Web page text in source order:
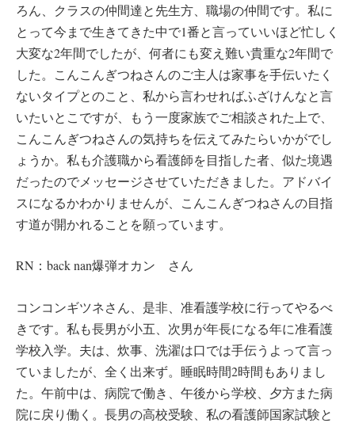
ろん、クラスの仲間達と先生方、職場の仲間です。私に
とって今まで生きてきた中で1番と言っていいほど忙しく
大変な2年間でしたが、何者にも変え難い貴重な2年間で
した。こんこんぎつねさんのご主人は家事を手伝いたく
ないタイプとのこと、私から言わせればふざけんなと言
いたいとこですが、もう一度家族でご相談された上で、
こんこんぎつねさんの気持ちを伝えてみたらいかがでし
ょうか。私も介護職から看護師を目指した者、似た境遇
だったのでメッセージさせていただきました。アドバイ
スになるかわかりませんが、こんこんぎつねさんの目指
す道が開かれることを願っています。
RN：back nan爆弾オカン さん
コンコンギツネさん、是非、准看護学校に行ってやるべ
きです。私も長男が小五、次男が年長になる年に准看護
学校入学。夫は、炊事、洗濯は口では手伝うよって言っ
ていましたが、全く出来ず。睡眠時間2時間もありまし
た。午前中は、病院で働き、午後から学校、夕方また病
院に戻り働く。長男の高校受験、私の看護師国家試験と